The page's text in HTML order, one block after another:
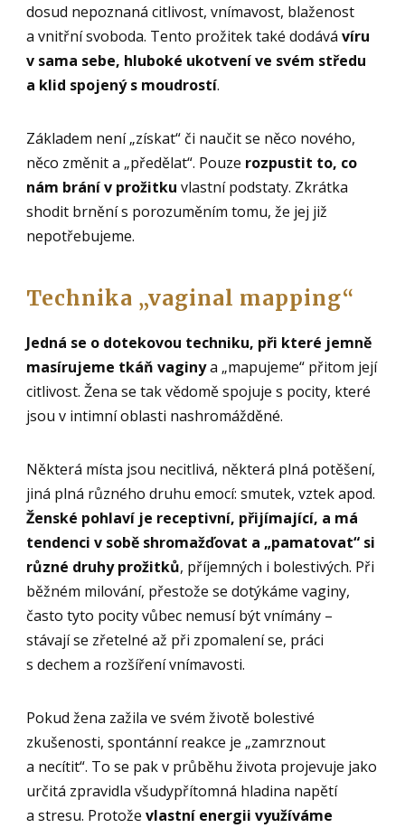
dosud nepoznaná citlivost, vnímavost, blaženost
a vnitřní svoboda. Tento prožitek také dodávávíru
v sama sebe, hluboké ukotvení ve svém středu
a klid spojený s moudrostí.
Základem není „získat“ či naučit se něco nového,
něco změnit a „předělat“. Pouze rozpustit to, co
nám brání v prožitku vlastní podstaty. Zkrátka
shodit brnění s porozuměním tomu, že jej již
nepotřebujeme.
Technika „vaginal mapping“
Jedná se o dotekovou techniku, při které jemně
masírujeme tkáň vaginya „mapujeme“ přitom její
citlivost. Žena se tak vědomě spojuje s pocity, které
jsou v intimní oblasti nashromážděné.
Některá místa jsou necitlivá, některá plná potěšení,
jiná plná různého druhu emocí: smutek, vztek apod.
Ženské pohlaví je receptivní, přijímající, a má
tendenci v sobě shromažďovat a „pamatovat“ si
různé druhy prožitků, příjemných i bolestivých. Při
běžném milování, přestože se dotýkáme vaginy,
často tyto pocity vůbec nemusí být vnímány –
stávají se zřetelné až při zpomalení se, práci
s dechem a rozšíření vnímavosti.
Pokud žena zažila ve svém životě bolestivé
zkušenosti, spontánní reakce je „zamrznout
a necítit“. To se pak v průběhu života projevuje jako
určitá zpravidla všudypřítomná hladina napětí
a stresu. Protoževlastní energii využíváme